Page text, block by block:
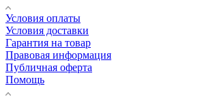
Условия оплаты
Условия доставки
Гарантия на товар
Правовая информация
Публичная оферта
Помощь